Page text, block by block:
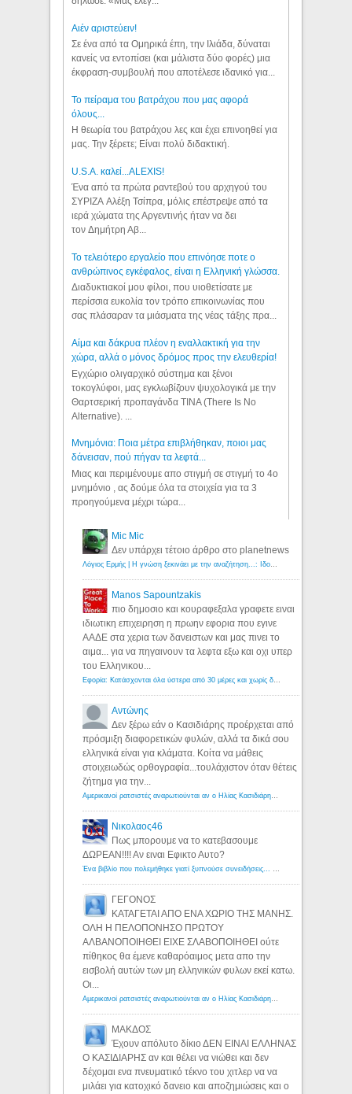
Aιέν αριστεύειν!
Σε ένα από τα Ομηρικά έπη, την Ιλιάδα, δύναται
κανείς να εντοπίσει (και μάλιστα δύο φορές) μια
έκφραση-συμβουλή που αποτέλεσε ιδανικό για...
Το πείραμα του βατράχου που μας αφορά
όλους...
Η θεωρία του βατράχου λες και έχει επινοηθεί για
μας. Την ξέρετε; Είναι πολύ διδακτική.
U.S.A. καλεί...ALEXIS!
Ένα από τα πρώτα ραντεβού του αρχηγού του
ΣΥΡΙΖΑ Αλέξη Τσίπρα, μόλις επέστρεψε από τα
ιερά χώματα της Αργεντινής ήταν να δει
τον Δημήτρη Αβ...
Το τελειότερο εργαλείο που επινόησε ποτε ο
ανθρώπινος εγκέφαλος, είναι η Ελληνική γλώσσα.
Διαδυκτιακοί μου φίλοι, που υιοθετίσατε με
περίσσια ευκολία τον τρόπο επικοινωνίας που
σας πλάσαραν τα μιάσματα της νέας τάξης πρα...
Αίμα και δάκρυα πλέον η εναλλακτική για την
χώρα, αλλά ο μόνος δρόμος προς την ελευθερία!
Εγχώριο ολιγαρχικό σύστημα και ξένοι
τοκογλύφοι, μας εγκλωβίζουν ψυχολογικά με την
Θαρτσερική προπαγάνδα TINA (There Is No
Alternative). ...
Μνημόνια: Ποια μέτρα επιβλήθηκαν, ποιοι μας
δάνεισαν, πού πήγαν τα λεφτά...
Μιας και περιμένουμε απο στιγμή σε στιγμή το 4ο
μνημόνιο , ας δούμε όλα τα στοιχεία για τα 3
προηγούμενα μέχρι τώρα...
Mic Mic
Δεν υπάρχει τέτοιο άρθρο στο planetnews
Λόγιος Ερμής | Η γνώση ξεκινάει με την αναζήτηση...: Ιδού οι 18 που χρωστούν 11 δις ευρώ!
Manos Sapountzakis
πιο δημοσιο και κουραφεξαλα γραφετε ειναι
ιδιωτικη επιχειρηση η πρωην εφορια που εγινε
ΑΑΔΕ στα χερια των δανειστων και μας πινει το
αιμα... για να πηγαινουν τα λεφτα εξω και οχι υπερ
του Ελληνικου...
Εφορία: Κατάσχονται όλα ύστερα από 30 μέρες και χωρίς δικαστικές αποφάσεις - Λόγιος Ερμής
Αντώνης
Δεν ξέρω εάν ο Κασιδιάρης προέρχεται από
πρόσμιξη διαφορετικών φυλών, αλλά τα δικά σου
ελληνικά είναι για κλάματα. Κοίτα να μάθεις
στοιχειωδώς ορθογραφία...τουλάχιστον όταν θέτεις
ζήτημα για την...
Αμερικανοί ρατσιστές αναρωτιούνται αν ο Ηλίας Κασιδιάρης ανήκει στη λευκή φυλή... - Λόγιος Ερμής
Νικολαος46
Πως μπορουμε να το κατεβασουμε
ΔΩΡΕΑΝ!!!! Αν ειναι Εφικτο Αυτο?
Ένα βιβλίο που πολεμήθηκε γιατί ξυπνούσε συνειδήσεις... - Λόγιος Ερμής | Η γνώση ξεκινάει με την αναζήτηση...
ΓΕΓΟΝΟΣ
ΚΑΤΑΓΕΤΑΙ ΑΠΟ ΕΝΑ ΧΩΡΙΟ ΤΗΣ ΜΑΝΗΣ.
ΟΛΗ Η ΠΕΛΟΠΟΝΗΣΟ ΠΡΩΤΟΥ
ΑΛΒΑΝΟΠΟΙΗΘΕΙ ΕΙΧΕ ΣΛΑΒΟΠΟΙΗΘΕΙ ούτε
πίθηκος θα έμενε καθαρόαιμος μετα απο την
εισβολή αυτών των μη ελληνικών φυλων εκεί κατω.
Οι...
Αμερικανοί ρατσιστές αναρωτιούνται αν ο Ηλίας Κασιδιάρης ανήκει στη λευκή φυλή... - Λόγιος Ερμής
ΜΑΚΔΟΣ
Έχουν απόλυτο δίκιο ΔΕΝ ΕΙΝΑΙ ΕΛΛΗΝΑΣ
Ο ΚΑΣΙΔΙΑΡΗΣ αν και θέλει να νιώθει και δεν
δέχομαι ενα πνευματικό τέκνο του χιτλερ να να
μιλάει για κατοχικό δανειο και αποζημιώσεις και ο